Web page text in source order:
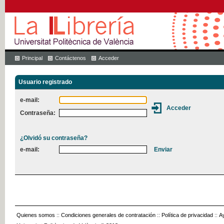
Principal Contáctenos Acceder
Usuario registrado
e-mail:
Contraseña:
¿Olvidó su contraseña?
e-mail:
Quienes somos :: Condiciones generales de contratación :: Política de privacidad ::